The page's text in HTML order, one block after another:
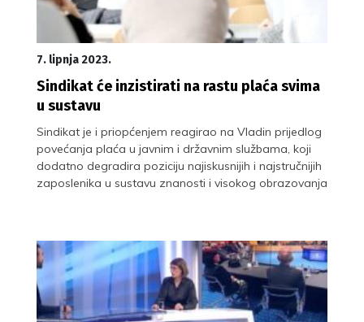
7. lipnja 2023.
Sindikat će inzistirati na rastu plaća svima
u sustavu
Sindikat je i priopćenjem reagirao na Vladin prijedlog
povećanja plaća u javnim i državnim službama, koji
dodatno degradira poziciju najiskusnijih i najstručnijih
zaposlenika u sustavu znanosti i visokog obrazovanja